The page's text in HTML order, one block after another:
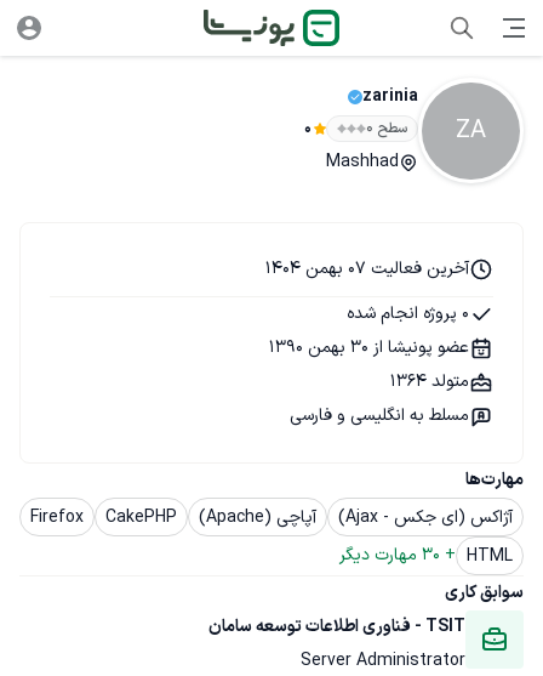
ZA
zarinia
سطح ۰ 0
Mashhad
مهارت‌ها
آژاکس (ای جکس - Ajax)
آپاچی (Apache) CakePHP
Firefox
HTML
+
30 مهارت دیگر
سوابق کاری
TSIT - فناوری اطلاعات توسعه سامان
Server Administrator
آخرین فعالیت 07 بهمن 1404
0 پروژه انجام شده
عضو پونیشا از 30 بهمن 1390
متولد 1364
مسلط به انگلیسی و فارسی